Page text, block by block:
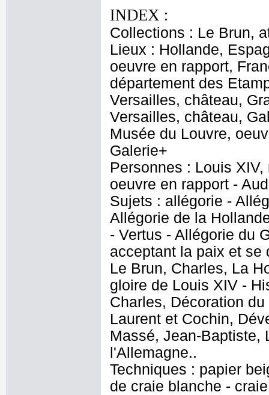
INDEX :
Collections : Le Brun,
Lieux : Hollande,
oeuvre en rapport,
département des
Versailles, château,
Versailles, château,
Musée du Louvre,
Galerie+
Personnes : Louis
oeuvre en rapport -
Sujets : allégorie -
Allégorie de la
- Vertus - Allégorie du
acceptant la paix et se
Le Brun, Charles, La
gloire de Louis XIV -
Charles, Décoration
Laurent et Cochin,
Massé, Jean-Baptiste,
l'Allemagne..
Techniques : papier
de craie blanche -